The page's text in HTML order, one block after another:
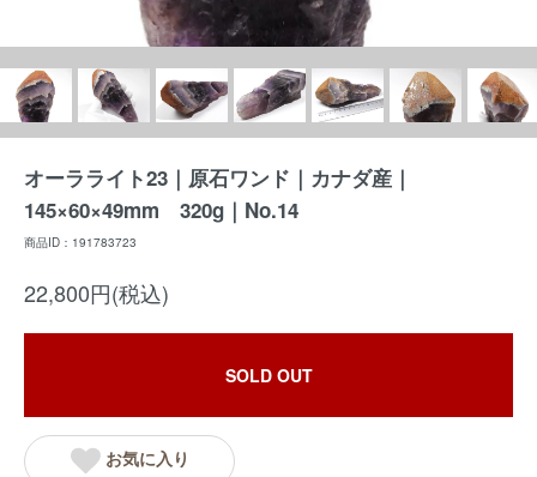
オーラライト23｜原石ワンド｜カナダ産｜
145×60×49mm 320g｜No.14
商品ID：191783723
22,800円(税込)
SOLD OUT
お気に入り